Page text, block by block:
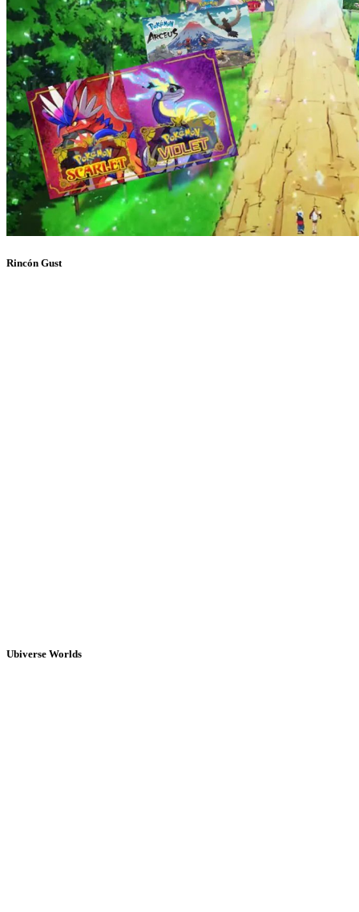
Rincón Gust
Ubiverse Worlds